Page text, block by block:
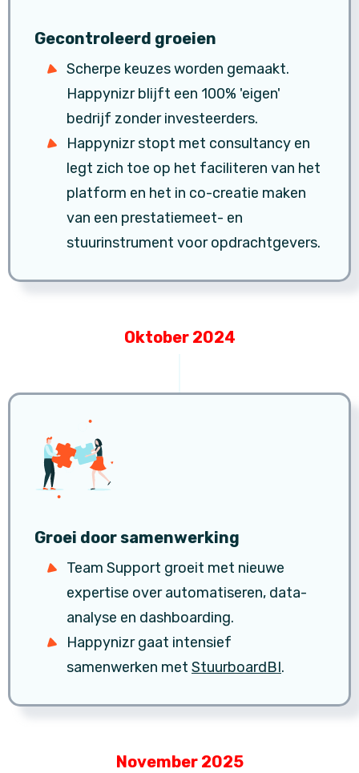
Gecontroleerd groeien
Scherpe keuzes worden gemaakt.
Happynizr blijft een 100% 'eigen'
bedrijf zonder investeerders.
Happynizr stopt met consultancy en
legt zich toe op het faciliteren van het
platform en het in co-creatie maken
van een prestatiemeet- en
stuurinstrument voor opdrachtgevers.
Oktober 2024
Groei door samenwerking
Team Support groeit met nieuwe
expertise over automatiseren, data-
analyse en dashboarding.
Happynizr gaat intensief
samenwerken met StuurboardBI.
November 2025